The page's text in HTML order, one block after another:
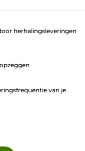
herhalingsleveringen
van je